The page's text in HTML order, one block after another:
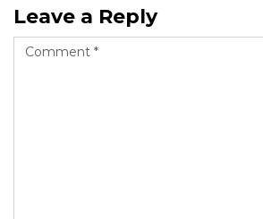
Leave a Reply